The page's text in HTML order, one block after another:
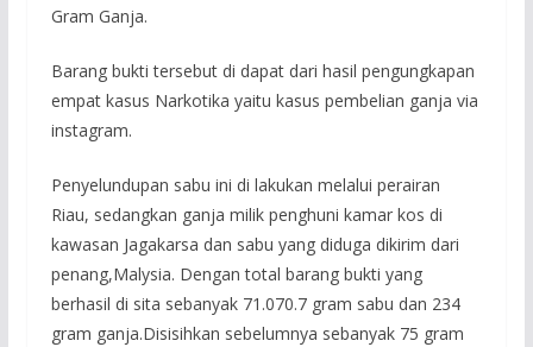
Gram Ganja.
Barang bukti tersebut di dapat dari hasil pengungkapan
empat kasus Narkotika yaitu kasus pembelian ganja via
instagram.
Penyelundupan sabu ini di lakukan melalui perairan
Riau, sedangkan ganja milik penghuni kamar kos di
kawasan Jagakarsa dan sabu yang diduga dikirim dari
penang,Malysia. Dengan total barang bukti yang
berhasil di sita sebanyak 71.070.7 gram sabu dan 234
gram ganja.Disisihkan sebelumnya sebanyak 75 gram